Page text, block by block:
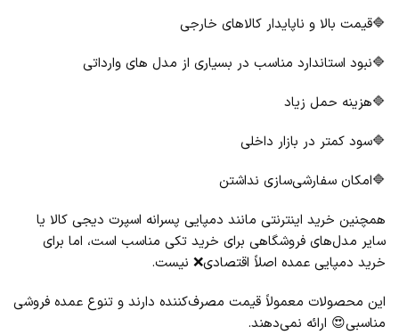
🔷قیمت بالا و ناپایدار کالاهای خارجی
🔷نبود استاندارد مناسب در بسیاری از مدل‌ های وارداتی
🔷هزینه حمل زیاد
🔷سود کمتر در بازار داخلی
🔷امکان سفارشی‌سازی نداشتن
همچنین خرید اینترنتی مانند دمپایی پسرانه اسپرت دیجی کالا یا
سایر مدل‌های فروشگاهی برای خرید تکی مناسب است، اما برای
خرید دمپایی عمده اصلاً اقتصادی❌ نیست.
این محصولات معمولاً قیمت مصرف‌کننده دارند و تنوع عمده‌ فروشی
مناسبی😍 ارائه نمی‌دهند.